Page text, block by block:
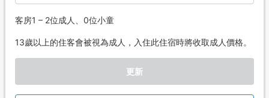
客房1 – 2位成人、0位小童
13歲以上的住客會被視為成人，入住此住宿時將收取成人價格。
更新